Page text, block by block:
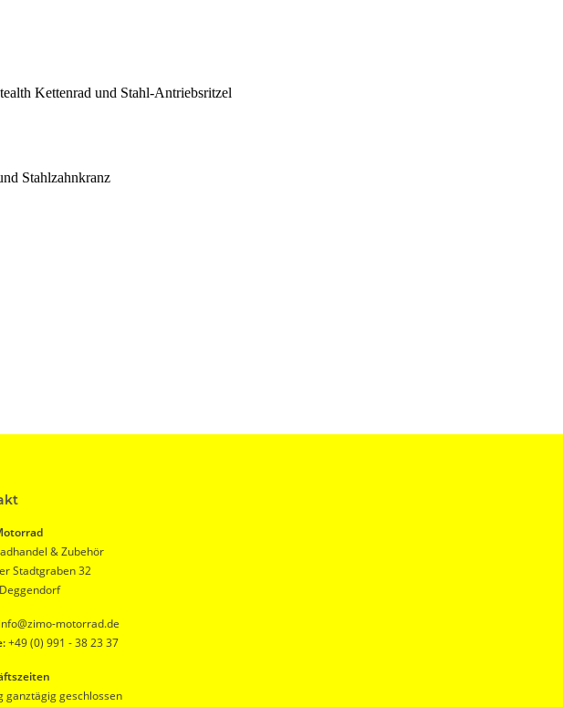
Kettenrad und Stahl-Antriebsritzel
Stahlzahnkranz
& Zubehör
Stadtgraben 32
info@zimo-motorrad.de
+49 (0) 991 - 38 23 37
ganztägig geschlossen